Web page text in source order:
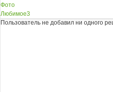
Фото
Любимое3
Пользователь не добавил ни одного